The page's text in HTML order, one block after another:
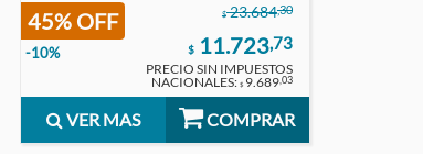
$ 23.684,30
45% OFF
-10% $ 11.723,73
PRECIO SIN IMPUESTOS
NACIONALES: $ 9.689,03
VER MAS COMPRAR